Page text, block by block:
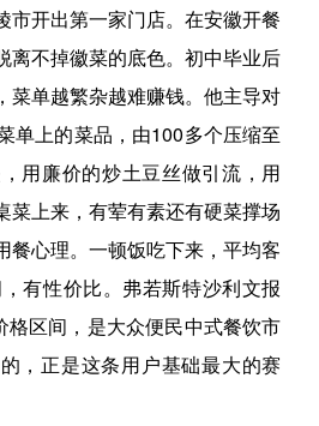
市开出第一家门店。在安徽开餐
离不掉徽菜的底色。初中毕业后
菜单越繁杂越难赚钱。他主导对
单上的菜品，由100多个压缩至
用廉价的炒土豆丝做引流，用
菜上来，有荤有素还有硬菜撑场
餐心理。一顿饭吃下来，平均客
有性价比。弗若斯特沙利文报
区间，是大众便民中式餐饮市
，正是这条用户基础最大的赛